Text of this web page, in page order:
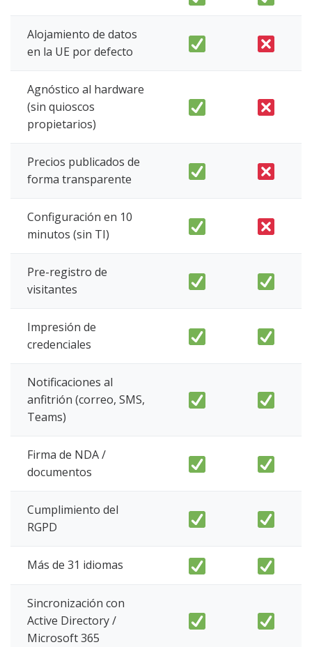
Alojamiento de datos
en la UE por defecto
Agnóstico al hardware
(sin quioscos
propietarios)
Precios publicados de
forma transparente
Configuración en 10
minutos (sin TI)
Pre-registro de
visitantes
Impresión de
credenciales
Notificaciones al
anfitrión (correo, SMS,
Teams)
Firma de NDA /
documentos
Cumplimiento del
RGPD
Más de 31 idiomas
Sincronización con
Active Directory /
Microsoft 365